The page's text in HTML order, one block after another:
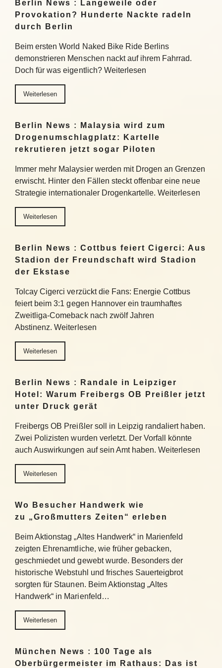
Berlin News : Langeweile oder
Provokation? Hunderte Nackte radeln
durch Berlin
Beim ersten World Naked Bike Ride Berlins
demonstrieren Menschen nackt auf ihrem Fahrrad.
Doch für was eigentlich? Weiterlesen
Weiterlesen
Berlin News : Malaysia wird zum
Drogenumschlagplatz: Kartelle
rekrutieren jetzt sogar Piloten
Immer mehr Malaysier werden mit Drogen an Grenzen
erwischt. Hinter den Fällen steckt offenbar eine neue
Strategie internationaler Drogenkartelle. Weiterlesen
Weiterlesen
Berlin News : Cottbus feiert Cigerci: Aus
Stadion der Freundschaft wird Stadion
der Ekstase
Tolcay Cigerci verzückt die Fans: Energie Cottbus
feiert beim 3:1 gegen Hannover ein traumhaftes
Zweitliga-Comeback nach zwölf Jahren
Abstinenz. Weiterlesen
Weiterlesen
Berlin News : Randale in Leipziger
Hotel: Warum Freibergs OB Preißler jetzt
unter Druck gerät
Freibergs OB Preißler soll in Leipzig randaliert haben.
Zwei Polizisten wurden verletzt. Der Vorfall könnte
auch Auswirkungen auf sein Amt haben. Weiterlesen
Weiterlesen
Wo Besucher Handwerk wie
zu „Großmutters Zeiten“ erleben
Beim Aktionstag „Altes Handwerk“ in Marienfeld
zeigten Ehrenamtliche, wie früher gebacken,
geschmiedet und gewebt wurde. Besonders der
historische Webstuhl und frisches Sauerteigbrot
sorgten für Staunen. Beim Aktionstag „Altes
Handwerk“ in Marienfeld…
Weiterlesen
München News : 100 Tage als
Oberbürgermeister im Rathaus: Das ist